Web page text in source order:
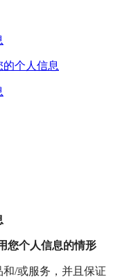
个人信息
您个人信息的情形
/或服务，并且保证